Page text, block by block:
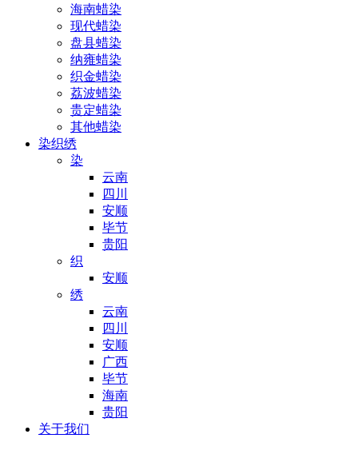
海南蜡染
现代蜡染
盘县蜡染
纳雍蜡染
织金蜡染
荔波蜡染
贵定蜡染
其他蜡染
染织绣
染
云南
四川
安顺
毕节
贵阳
织
安顺
绣
云南
四川
安顺
广西
毕节
海南
贵阳
关于我们